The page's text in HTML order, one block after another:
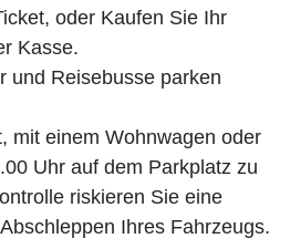
oder Kaufen Sie Ihr
Kasse.
und Reisebusse parken
mit einem Wohnwagen oder
Uhr auf dem Parkplatz zu
riskieren Sie eine
Ihres Fahrzeugs.